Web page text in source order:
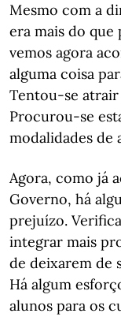
Mesmo com a
era mais do que
vemos agora
alguma coisa
Tentou-se atrair
Procurou-se
modalidades de
Agora, como já
Governo, há
prejuízo.
integrar mais
de deixarem de
Há algum
alunos para os